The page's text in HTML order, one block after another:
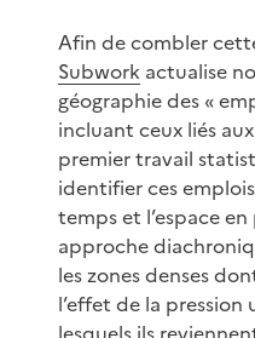
Afin de combler
Subwork actualise
géographie des «
incluant ceux liés
premier travail
identifier ces
temps et l’espace
approche
les zones denses
l’effet de la pression